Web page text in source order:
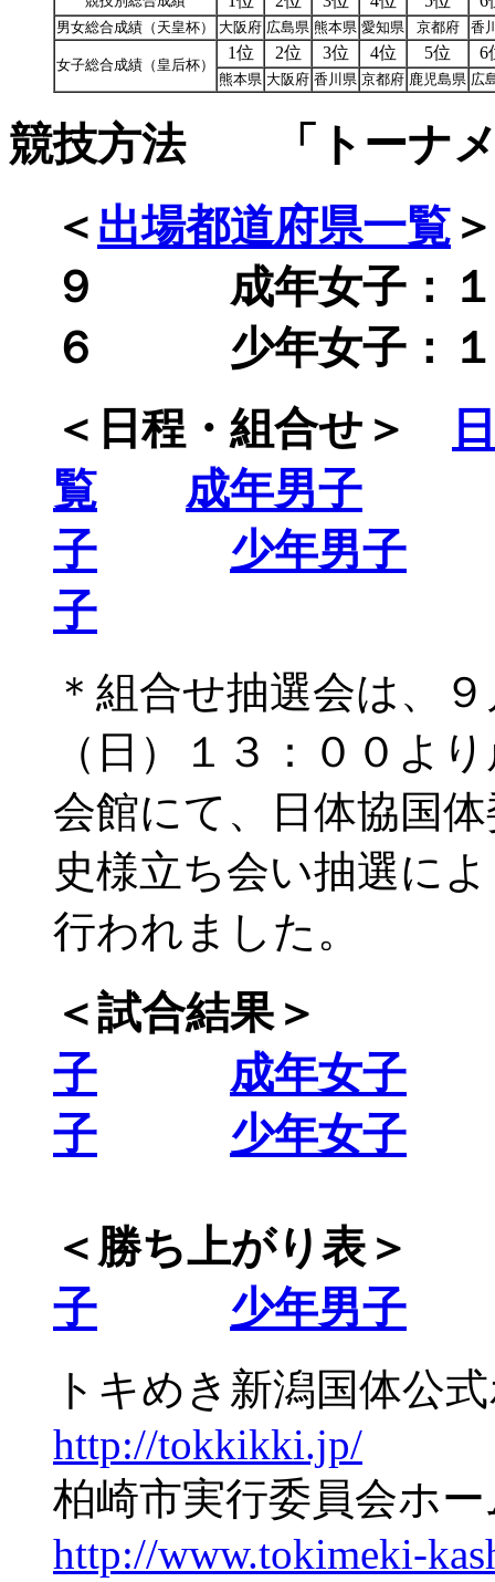
男女総合成績（天皇杯） 大阪府 広島県 熊本県 愛知県 京都府 香
女子総合成績（皇后杯）
1位 2位 3位 4位 5位 6
熊本県 大阪府 香川県 京都府 鹿児島県 広
競技方法 「トーナメ
＜ 出場都道府県一覧
９ 成年女子：
６ 少年女子：１
＜日程・組合せ＞
覧
成年男子
子
少年男子
子
＊組合せ抽選会は、
（日）１３：００よ
会館にて、日体協国
史様立ち会い抽選に
行われました。
＜試合結果
子
成年女子
子
少年女子
＜勝ち上がり表
子
少年男子
トキめき新潟国体
http://tokkikki.jp/
柏崎市実行委員会
http://www.tokimeki-